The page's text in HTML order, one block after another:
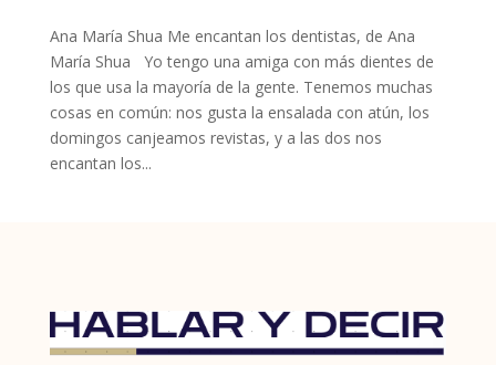
Ana María Shua Me encantan los dentistas, de Ana
María Shua Yo tengo una amiga con más dientes de
los que usa la mayoría de la gente. Tenemos muchas
cosas en común: nos gusta la ensalada con atún, los
domingos canjeamos revistas, y a las dos nos
encantan los...